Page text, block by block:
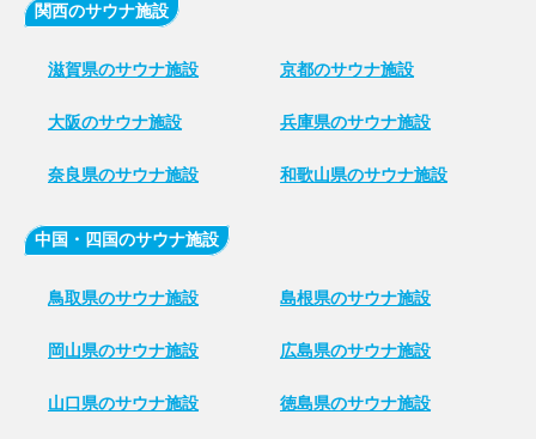
関西のサウナ施設
滋賀県のサウナ施設 京都のサウナ施設
大阪のサウナ施設 兵庫県のサウナ施設
奈良県のサウナ施設 和歌山県のサウナ施設
中国・四国のサウナ施設
鳥取県のサウナ施設 島根県のサウナ施設
岡山県のサウナ施設 広島県のサウナ施設
山口県のサウナ施設 徳島県のサウナ施設